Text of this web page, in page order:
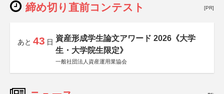
締め切り直前コンテスト [PR]
あと 43 日 資産形成学生論文アワード 2026《大学
生・大学院生限定》
一般社団法人資産運用業協会